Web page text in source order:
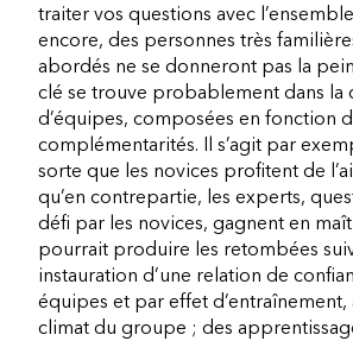
traiter vos questions avec
encore, des personnes très
abordés ne se donneront pas la
clé se trouve probablement dans la
d’équipes, composées en fonction
complémentarités. Il s’agit par
sorte que les novices profitent de
qu’en contrepartie, les experts,
défi par les novices, gagnent en
pourrait produire les retombées
instauration d’une relation de
équipes et par effet
climat du groupe ; des